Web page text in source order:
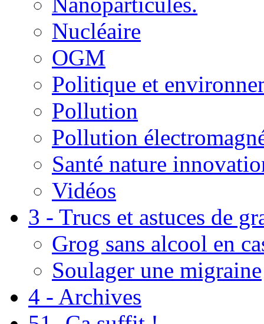
Nucléaire
OGM
Politique et
Pollution
Pollution
Santé nature
Vidéos
3 - Trucs et astuces de
Grog sans alcool en
Soulager une migraine
4 - Archives